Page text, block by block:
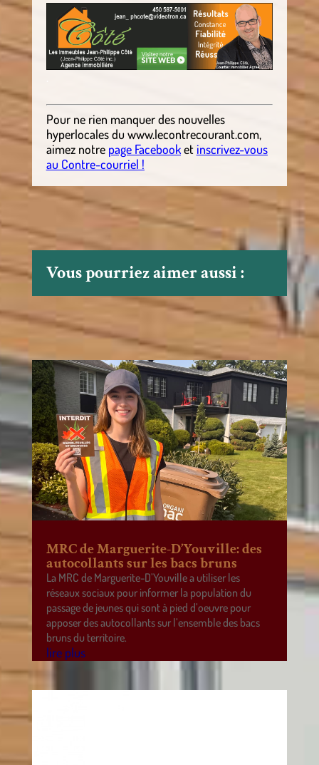
Pour ne rien manquer des nouvelles
hyperlocales du www.lecontrecourant.com,
aimez notre page Facebooket inscrivez-vous
au Contre-courriel !
Vous pourriez aimer aussi :
MRC de Marguerite-D’Youville: des
autocollants sur les bacs bruns
La MRC de Marguerite-D’Youville a utiliser les
réseaux sociaux pour informer la population du
passage de jeunes qui sont à pied d’oeuvre pour
apposer des autocollants sur l’ensemble des bacs
bruns du territoire.
lire plus